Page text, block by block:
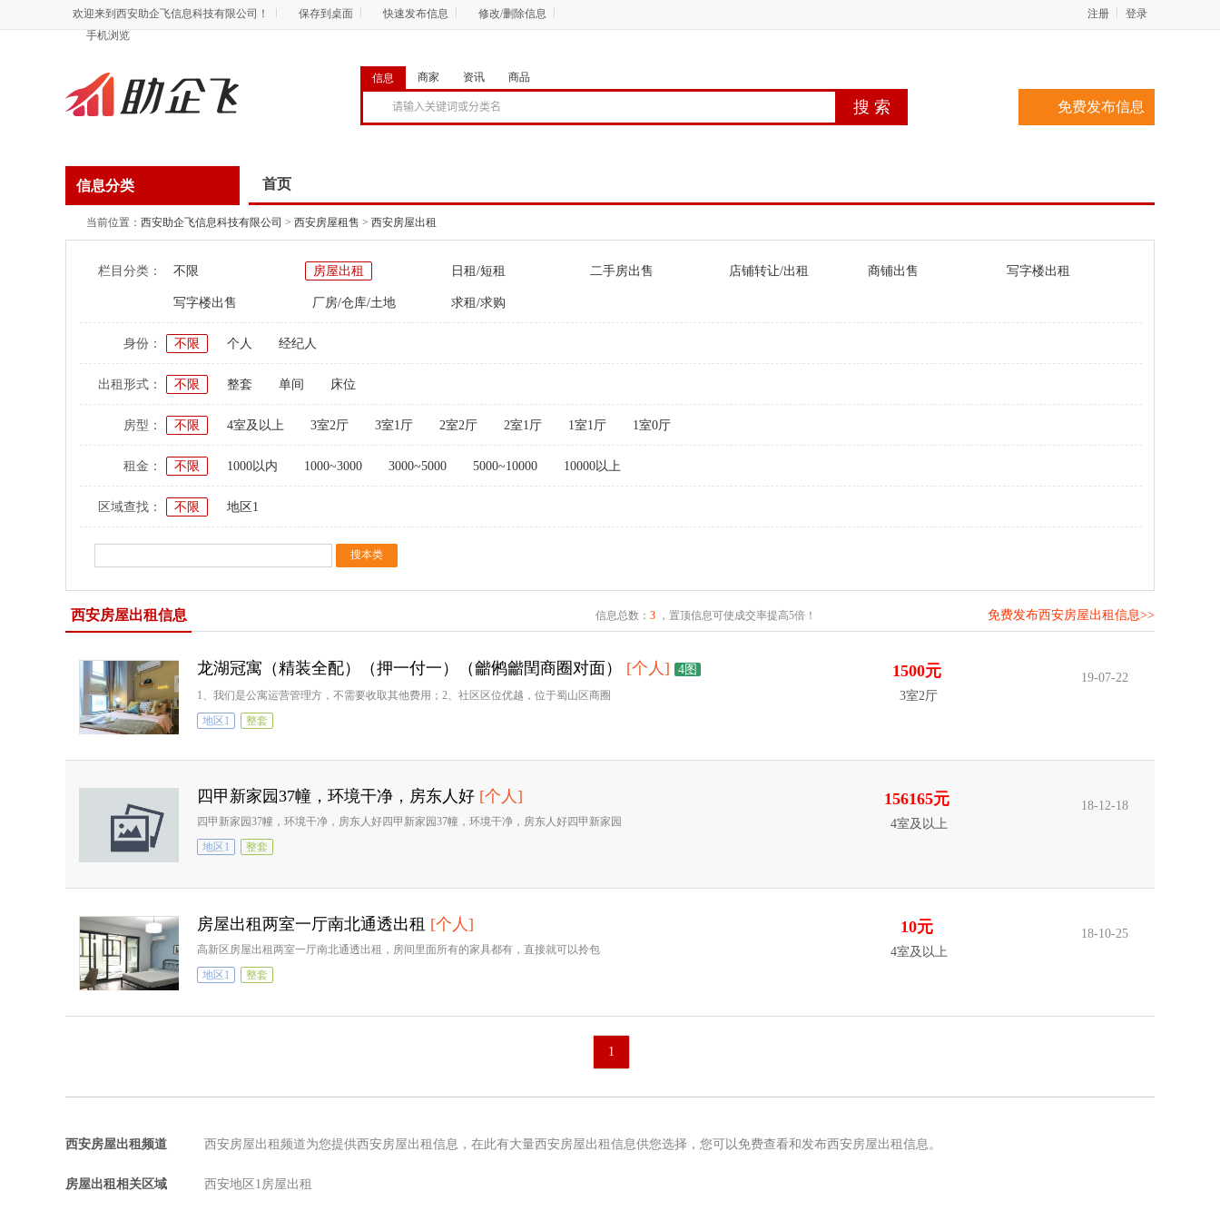
欢迎来到西安助企飞信息科技有限公司！ 保存到桌面 快速发布信息
修改/删除信息
手机浏览
登录
注册
免费发布信息
信息 商家 资讯 商品
信息分类 首页
当前位置： 西安助企飞信息科技有限公司 > 西安房屋租售 > 西安房屋出租
栏目分类： 不限 房屋出租 日租/短租 二手房出售 店铺转让/出租 商铺出售 写字楼出租
写字楼出售 厂房/仓库/土地 求租/求购
身份： 不限 个人 经纪人
出租形式： 不限 整套 单间 床位
房型： 不限 4室及以上 3室2厅 3室1厅 2室2厅 2室1厅 1室1厅 1室0厅
租金： 不限 1000以内 1000~3000 3000~5000 5000~10000 10000以上
区域查找： 不限 地区1
西安房屋出租信息 信息总数： 3，置顶信息可使成交率提高5倍！ 免费发布西安房屋出租信息>>
龙湖冠寓（精装全配）（押一付一）（龤鸺龤閏商圈对面） [个人] 4图
1、我们是公寓运营管理方，不需要收取其他费用；2、社区区位优越，位于蜀山区商圈
地区1
整套
19-07-22
1500元
3室2厅
四甲新家园37幢，环境干净，房东人好 [个人]
四甲新家园37幢，环境干净，房东人好四甲新家园37幢，环境干净，房东人好四甲新家园
地区1
整套
18-12-18
156165元
4室及以上
房屋出租两室一厅南北通透出租 [个人]
高新区房屋出租两室一厅南北通透出租，房间里面所有的家具都有，直接就可以拎包
地区1
整套
18-10-25
10元
4室及以上
1
西安房屋出租频道 西安房屋出租频道为您提供西安房屋出租信息，在此有大量西安房屋出租信息供您选择，您可以免费查看和发布西安房屋出租信息。
房屋出租相关区域 西安地区1房屋出租